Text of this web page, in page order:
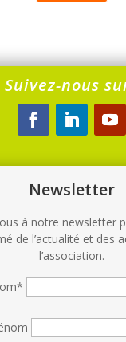
Suivez-nous
Newsletter
à notre newsletter
de l’actualité et des
l’association.